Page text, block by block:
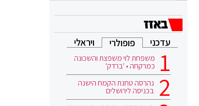
עדכני פופולרי ויראלי
משפחת לוי משפצת והשכונה
כמרקחה • 'ברדק'
נהרסה טחנת הקמח הישנה
בכניסה לירושלים